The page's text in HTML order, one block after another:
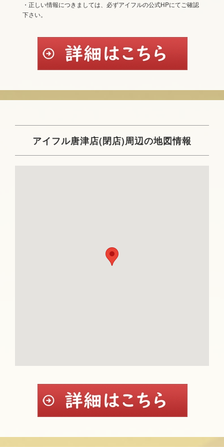
・正しい情報につきましては、必ずアイフルの公式HPにてご確認
下さい。
アイフル唐津店(閉店)周辺の地図情報